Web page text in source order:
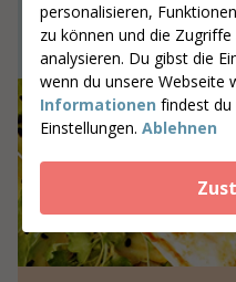
personalisieren,
zu können und die
analysieren. Du gibst die
wenn du unsere Webseite
Informationen findest du
Einstellungen. Ablehnen